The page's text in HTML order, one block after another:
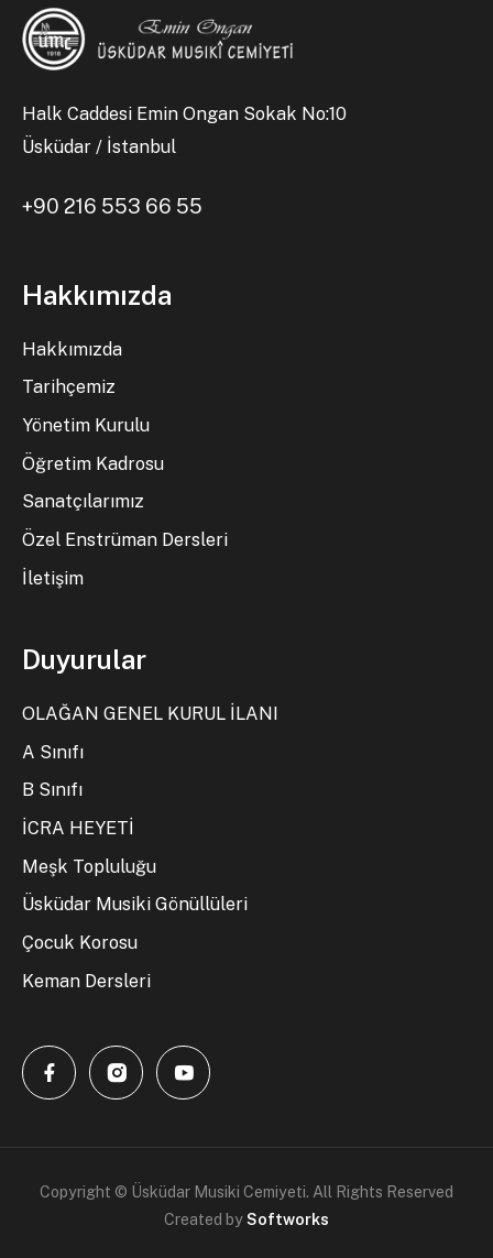
Halk Caddesi Emin Ongan Sokak No:10
Üsküdar / İstanbul
+90 216 553 66 55
Hakkımızda
Hakkımızda
Tarihçemiz
Yönetim Kurulu
Öğretim Kadrosu
Sanatçılarımız
Özel Enstrüman Dersleri
İletişim
Duyurular
OLAĞAN GENEL KURUL İLANI
A Sınıfı
B Sınıfı
İCRA HEYETİ
Meşk Topluluğu
Üsküdar Musiki Gönüllüleri
Çocuk Korosu
Keman Dersleri
Copyright © Üsküdar Musiki Cemiyeti. All Rights Reserved
Created bySoftworks